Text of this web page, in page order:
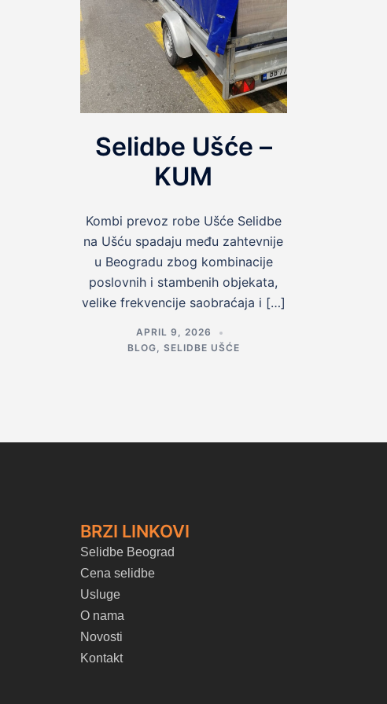
Selidbe Ušće –
KUM
Kombi prevoz robe Ušće Selidbe
na Ušću spadaju među zahtevnije
u Beogradu zbog kombinacije
poslovnih i stambenih objekata,
velike frekvencije saobraćaja i […]
APRIL 9, 2026
BLOG
SELIDBE UŠĆE
BRZI LINKOVI
Selidbe Beograd
Cena selidbe
Usluge
O nama
Novosti
Kontakt